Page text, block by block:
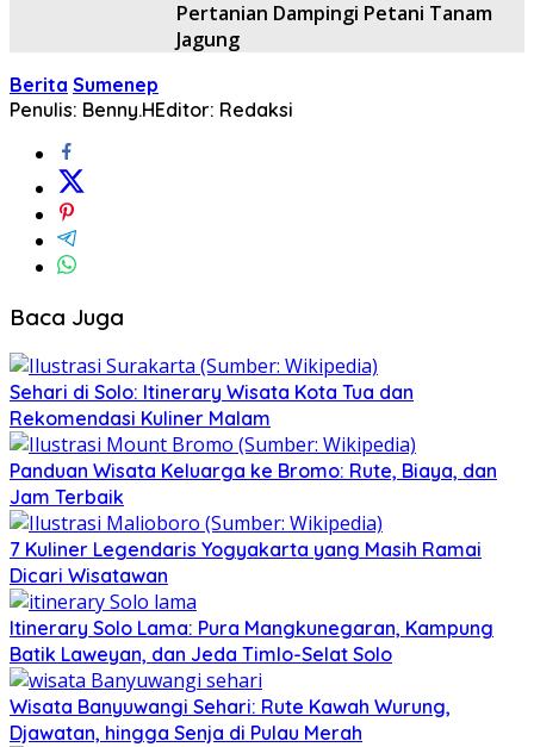
Pertanian Dampingi Petani Tanam
Jagung
Berita Sumenep
Penulis: Benny.HEditor: Redaksi
Baca Juga
Sehari di Solo: Itinerary Wisata Kota Tua dan
Rekomendasi Kuliner Malam
Panduan Wisata Keluarga ke Bromo: Rute, Biaya, dan
Jam Terbaik
7 Kuliner Legendaris Yogyakarta yang Masih Ramai
Dicari Wisatawan
Itinerary Solo Lama: Pura Mangkunegaran, Kampung
Batik Laweyan, dan Jeda Timlo-Selat Solo
Wisata Banyuwangi Sehari: Rute Kawah Wurung,
Djawatan, hingga Senja di Pulau Merah